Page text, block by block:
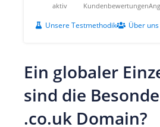
aktiv Kundenbewertungen
Unsere Testmethodik Über uns
Ein globaler
sind die
.co.uk Domain?